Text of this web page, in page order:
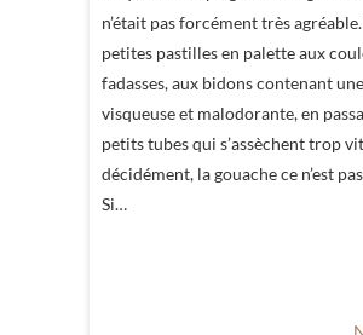
n’était pas forcément très
petites pastilles en palette aux
fadasses, aux bidons contenant
visqueuse et malodorante, en
petits tubes qui s’assèchent trop
décidément, la gouache ce n’est
Si…